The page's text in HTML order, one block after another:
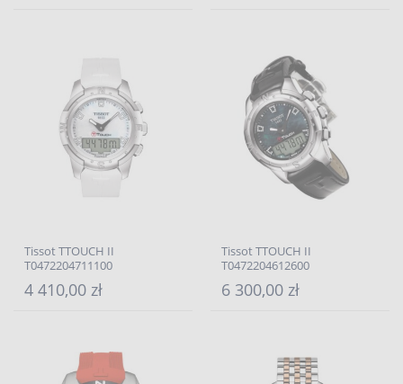
Tissot TTOUCH II
T0472204711100
4 410,00 zł
Tissot TTOUCH II
T0472204612600
6 300,00 zł